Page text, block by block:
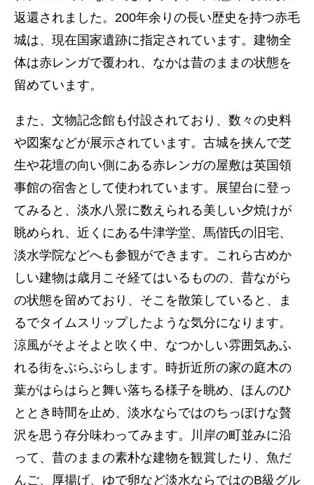
返還されました。200年余りの長い歴史を持つ赤毛
城は、現在国家遺跡に指定されています。建物全
体は赤レンガで覆われ、なかは昔のままの状態を
留めています。
また、文物記念館も付設されており、数々の史料
や図案などが展示されています。古城を挟んで芝
生や花壇の向い側にある赤レンガの屋敷は英国領
事館の宿舎として使われています。展望台に登っ
てみると、淡水八景に数えられる美しい夕焼けが
眺められ、近くにある牛津学堂、馬偕氏の旧宅、
淡水学院などへも参観ができます。これら古めか
しい建物は歳月こそ経てはいるものの、昔ながら
の状態を留めており、そこを散策していると、ま
るでタイムスリップしたような気分になります。
涼風がそよそよと吹く中、なつかしい雰囲気あふ
れる街をぶらぶらします。時折近所の家の庭木の
葉がはらはらと舞い落ちる様子を眺め、ほんのひ
ととき時間を止め、淡水ならではのちっぽけな贅
沢を思う存分味わってみます。川岸の町並みに沿
って、昔のままの素朴な建物を観賞したり、魚だ
んご、厚揚げ、ゆで卵など淡水ならではのB級グル